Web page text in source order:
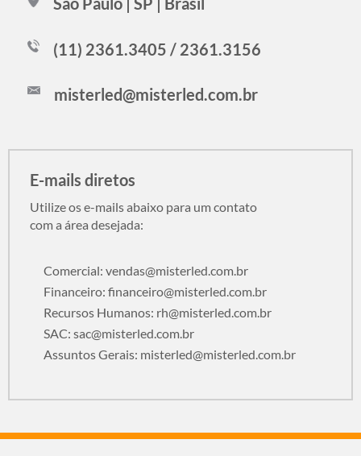
(11) 2361.3405 / 2361.3156
misterled@misterled.com.br
E-mails diretos
Utilize os e-mails abaixo para um contato
com a área desejada:
Comercial: vendas@misterled.com.br
Financeiro: financeiro@misterled.com.br
Recursos Humanos: rh@misterled.com.br
SAC: sac@misterled.com.br
Assuntos Gerais: misterled@misterled.com.br